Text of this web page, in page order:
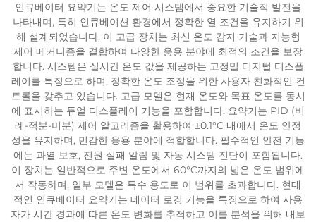
인큐베이터 요약기는 온도 제어 시스템에서 중요한 기술적 발전을
나타내며, 특히 인큐베이션 환경에서 정확한 열 조건을 유지하기 위
해 설계되었습니다. 이 고급 장치는 최신 온도 감지 기술과 지능형
제어 메커니즘을 결합하여 다양한 응용 분야에 최적의 조건을 보장
합니다. 시스템은 실시간 온도 값을 제공하는 고정밀 디지털 디스플
레이를 특징으로 하며, 정확한 온도 조정을 위한 사용자 친화적인 컨
트롤을 갖추고 있습니다. 고급 모델은 현재 온도와 목표 온도를 동시
에 표시하는 듀얼 디스플레이 기능을 포함합니다. 요약기는 PID (비
례-적분-미분) 제어 알고리즘을 활용하여 ±0.1°C 내에서 온도 안정
성을 유지하며, 민감한 응용 분야에 적합합니다. 필수적인 안전 기능
에는 과열 보호, 전원 실패 알람 및 자동 시스템 진단이 포함됩니다.
이 장치는 일반적으로 주변 온도에서 60°C까지의 넓은 온도 범위에
서 작동하며, 일부 모델은 특수 용도로 이 범위를 초과합니다. 현대
적인 인큐베이터 요약기는 데이터 로깅 기능을 특징으로 하여 사용
자가 시간 경과에 따른 온도 변화를 추적하고 이를 분석을 위해 내보